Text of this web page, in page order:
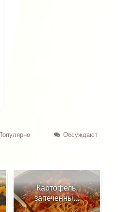
Обсуждают
Картофель,
запеченны...